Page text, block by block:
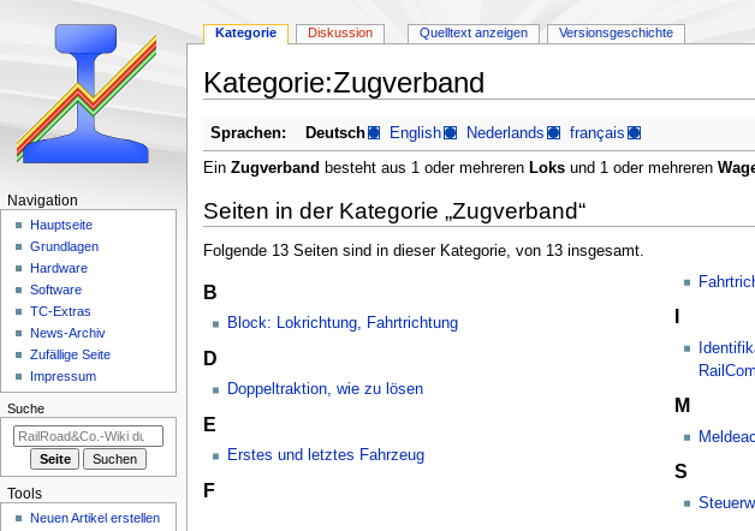
Kategorie:Zugverband
Zur
Navigation
springen
Zur
Suche
springen
Sprachen: Deutsch English Nederlands français
Ein Zugverband besteht aus 1 oder mehreren Loksund 1 oder mehreren
Seiten in der Kategorie „Zugverband“
Folgende 13 Seiten sind in dieser Kategorie, von 13 insgesamt.
B
Block: Lokrichtung, Fahrtrichtung
D
Doppeltraktion, wie zu lösen
E
Erstes und letztes Fahrzeug
F
I
M
S
N
i
o
m
Kategorie Diskussion Quelltext anzeigen Versionsgeschichte
Navigation
Hauptseite
Grundlagen
Hardware
Software
TC-Extras
News-Archiv
Zufällige Seite
Impressum
Suche
Tools
Neuen Artikel erstellen